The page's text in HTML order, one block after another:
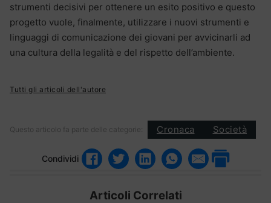
strumenti decisivi per ottenere un esito positivo e questo
progetto vuole, finalmente, utilizzare i nuovi strumenti e
linguaggi di comunicazione dei giovani per avvicinarli ad
una cultura della legalità e del rispetto dell’ambiente.
Tutti gli articoli dell'autore
Questo articolo fa parte delle categorie: Cronaca Società
Condividi
Articoli Correlati